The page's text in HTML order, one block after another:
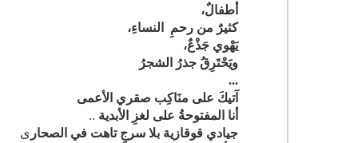
أطفالٌ،
كثيرٌ من رحمِ النساءِ،
يَهْوي جَذْعٌ،
ويَحْتَرِقُ جذرُ الشجرُ
...
آتيكَ على منَاكِب صقري الأعمى
أنا المفتوحةُ على لغزِ الأبدية ..
جيادي قوقازية بلا سرجٍ تاهت في الصحار ى